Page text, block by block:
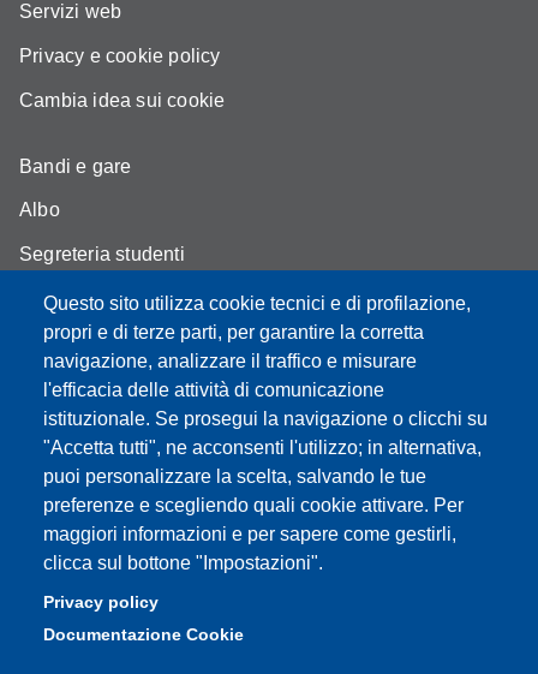
Questo sito utilizza cookie tecnici e di profilazione,
propri e di terze parti, per garantire la corretta
navigazione, analizzare il traffico e misurare
l'efficacia delle attività di comunicazione
istituzionale. Se prosegui la navigazione o clicchi su
"Accetta tutti", ne acconsenti l'utilizzo; in alternativa,
puoi personalizzare la scelta, salvando le tue
preferenze e scegliendo quali cookie attivare. Per
maggiori informazioni e per sapere come gestirli,
clicca sul bottone "Impostazioni".
Privacy policy
Documentazione Cookie
Servizi web
Privacy e cookie policy
Cambia idea sui cookie
Bandi e gare
Albo
Segreteria studenti
Come trovarci
Assicurazione qualità
Partita IVA: 00427620364
Dipartimento di Scienze Biomediche, Metaboliche e
Neuroscienze
Sede: Via Campi 287 - 41122 Modena
PEC: dipbmn@pec.unimore.it
Tel: 059 2055087